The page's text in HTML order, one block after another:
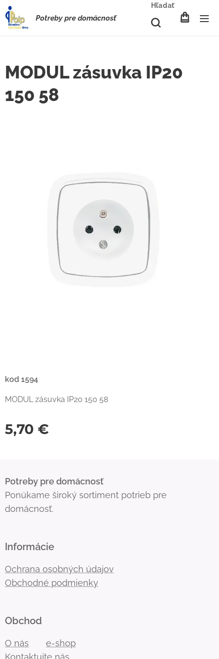
Potreby pre domácnosť
Hľadať
MODUL zásuvka IP20
150 58
kod 1594
MODUL zásuvka IP20 150 58
5,70 €
Potreby pre domácnosť
Ponúkame široký sortiment potrieb pre
domácnosť.
Informácie
Ochrana osobných údajov
Obchodné podmienky
Obchod
O nás
e-shop
Kontaktujte nás